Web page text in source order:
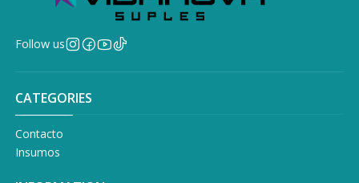
Follow us
CATEGORIES
Contacto
Insumos